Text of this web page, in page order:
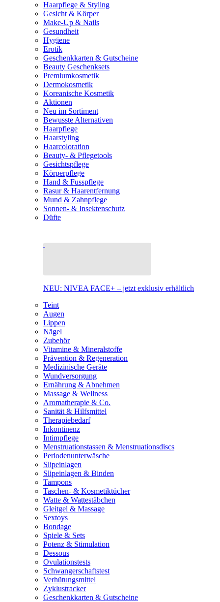
Haarpflege & Styling
Gesicht & Körper
Make-Up & Nails
Gesundheit
Hygiene
Erotik
Geschenkkarten & Gutscheine
Beauty Geschenksets
Premiumkosmetik
Dermokosmetik
Koreanische Kosmetik
Aktionen
Neu im Sortiment
Bewusste Alternativen
Haarpflege
Haarstyling
Haarcoloration
Beauty- & Pflegetools
Gesichtspflege
Körperpflege
Hand & Fusspflege
Rasur & Haarentfernung
Mund & Zahnpflege
Sonnen- & Insektenschutz
Düfte
NEU: NIVEA FACE+ – jetzt exklusiv erhältlich
Teint
Augen
Lippen
Nägel
Zubehör
Vitamine & Mineralstoffe
Prävention & Regeneration
Medizinische Geräte
Wundversorgung
Ernährung & Abnehmen
Massage & Wellness
Aromatherapie & Co.
Sanität & Hilfsmittel
Therapiebedarf
Inkontinenz
Intimpflege
Menstruationstassen & Menstruationsdiscs
Periodenunterwäsche
Slipeinlagen
Slipeinlagen & Binden
Tampons
Taschen- & Kosmetiktücher
Watte & Wattestäbchen
Gleitgel & Massage
Sextoys
Bondage
Spiele & Sets
Potenz & Stimulation
Dessous
Ovulationstests
Schwangerschaftstest
Verhütungsmittel
Zyklustracker
Geschenkkarten & Gutscheine